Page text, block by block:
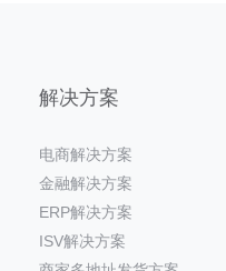
解决方案
电商解决方案
金融解决方案
ERP解决方案
ISV解决方案